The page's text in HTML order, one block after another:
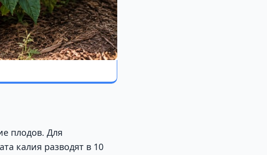
плодов. Для
калия разводят в 10